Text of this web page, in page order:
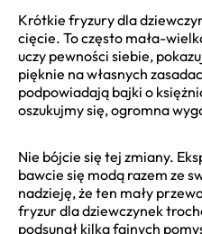
Krótkie fryzury dla
cięcie. To często mała-
uczy pewności siebie,
pięknie na własnych
podpowiadają bajki o
oszukujmy się, ogromna
Nie bójcie się tej zmiany.
bawcie się modą razem ze
nadzieję, że ten mały
fryzur dla dziewczynek
podsunął kilka fajnych